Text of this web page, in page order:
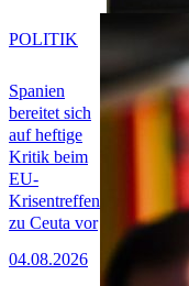
Spanien
bereitet sich
auf heftige
Kritik beim
EU-
Krisentreffen
zu Ceuta vor
04.08.2026
POLITIK